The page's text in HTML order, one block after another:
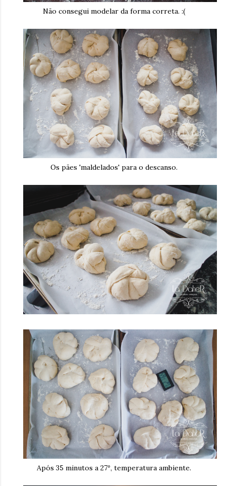
Não consegui modelar da forma correta. :(
Os pães 'maldelados' para o descanso.
Após 35 minutos a 27º, temperatura ambiente.